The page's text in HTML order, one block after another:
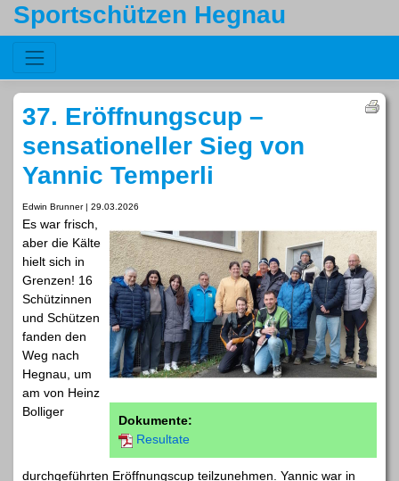
Sportschützen Hegnau
37. Eröffnungscup –
sensationeller Sieg von
Yannic Temperli
Edwin Brunner | 29.03.2026
Dokumente:
Resultate
Es war frisch,
aber die Kälte
hielt sich in
Grenzen! 16
Schützinnen
und Schützen
fanden den
Weg nach
Hegnau, um
am von Heinz
Bolliger
durchgeführten Eröffnungscup teilzunehmen. Yannic war in